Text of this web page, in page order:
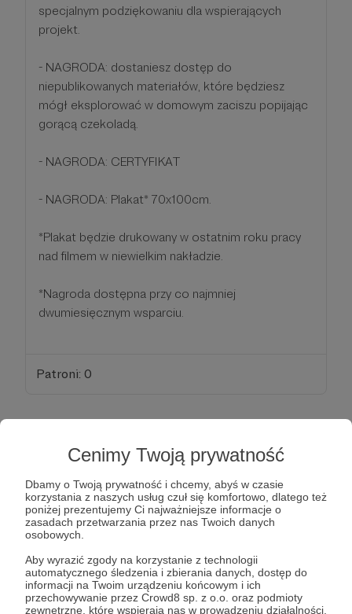
Cenimy Twoją prywatność
Dbamy o Twoją prywatność i chcemy, abyś w czasie
korzystania z naszych usług czuł się komfortowo, dlatego też
poniżej prezentujemy Ci najważniejsze informacje o
zasadach przetwarzania przez nas Twoich danych
osobowych.
Aby wyrazić zgody na korzystanie z technologii
automatycznego śledzenia i zbierania danych, dostęp do
informacji na Twoim urządzeniu końcowym i ich
przechowywanie przez Crowd8 sp. z o.o. oraz podmioty
zewnętrzne, które wspierają nas w prowadzeniu działalności,
specjalnym podziękowaniu dla wspierających
projekt.
- NAGRODA: dostaniesz dostęp do
niepublikowanych materiałów, które będziesz
mógł eksplorować w domowym zaciszu popijając
gorącą czekoladą.
- NAGRODA: CERTYFIKAT
- NAGRODA: Plakat* 70x100cm.
*Plakat będzie drukowany w ostatnim roku pracy
nad filmem w niewielkim nakładzie.
*Nagroda dostępna przy co najmniej
dwumiesięcznym wsparciu.
Patroni: 0
200 zł miesięcznie
DZIĘKUJEMY !
Za takie wsparcie należy Ci się wyjątkowa nagroda.
ochronę przyrody. Dlatego też dostaniesz od nas
specjalną torbę płócienną na zakupy. W ten
sposób przyczynisz się do mniejszego zużycia